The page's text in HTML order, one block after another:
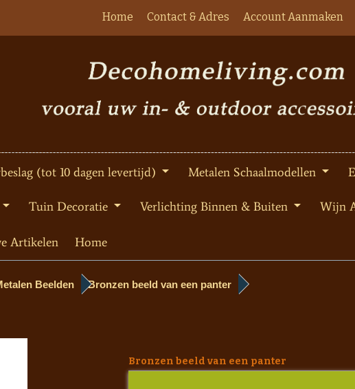
Home Contact & Adres Account Aanmaken
(tot 10 dagen levertijd) Metalen Schaalmodellen
Tuin Decoratie Verlichting Binnen & Buiten Wijn
Artikelen Home
Beelden Bronzen beeld van een panter
Bronzen beeld van een panter